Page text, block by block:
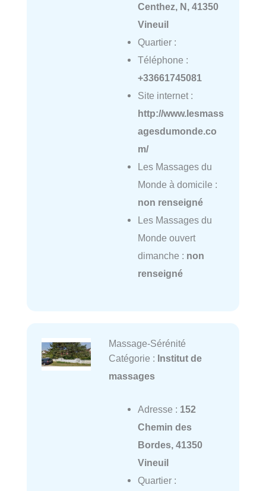
Centhez, N, 41350
Vineuil
Quartier :
Téléphone :
+33661745081
Site internet :
http://www.lesmass
agesdumonde.co
m/
Les Massages du
Monde à domicile :
non renseigné
Les Massages du
Monde ouvert
dimanche : non
renseigné
Massage-Sérénité
Catégorie : Institut de
massages
Adresse : 152
Chemin des
Bordes, 41350
Vineuil
Quartier :